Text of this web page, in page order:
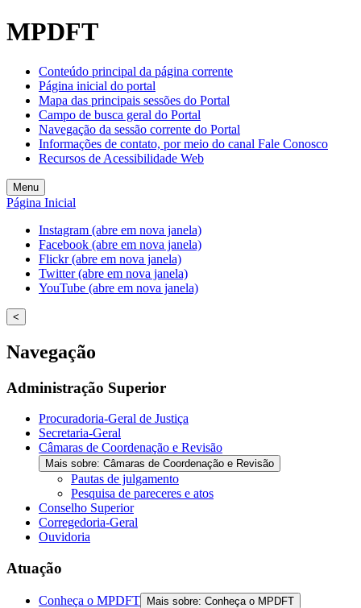
MPDFT
Conteúdo principal da página corrente
Página inicial do portal
Mapa das principais sessões do Portal
Campo de busca geral do Portal
Navegação da sessão corrente do Portal
Informações de contato, por meio do canal Fale Conosco
Recursos de Acessibilidade Web
Menu
Página Inicial
Instagram (abre em nova janela)
Facebook (abre em nova janela)
Flickr (abre em nova janela)
Twitter (abre em nova janela)
YouTube (abre em nova janela)
<
Navegação
Administração Superior
Procuradoria-Geral de Justiça
Secretaria-Geral
Câmaras de Coordenação e Revisão
Mais sobre: Câmaras de Coordenação e Revisão
Pautas de julgamento
Pesquisa de pareceres e atos
Conselho Superior
Corregedoria-Geral
Ouvidoria
Atuação
Conheça o MPDFT Mais sobre: Conheça o MPDFT